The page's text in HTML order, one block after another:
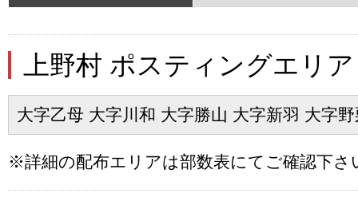
上野村 ポスティングエリア
大字乙母 大字川和 大字勝山 大字新羽 大字
※詳細の配布エリアは部数表にてご確認下さ